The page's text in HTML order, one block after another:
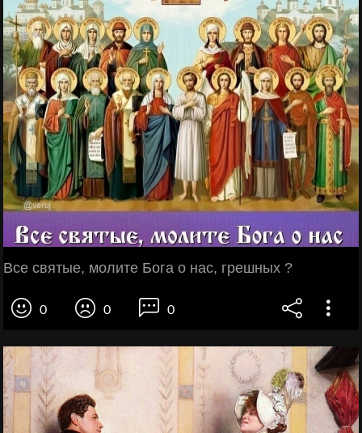
Все святые, молите Бога о нас, грешных ?
0 0 0